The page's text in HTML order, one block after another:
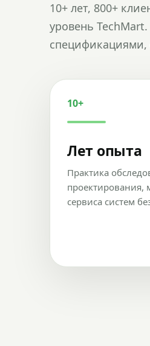
10+ лет, 800+
уровень
10+
Лет опыта
Практика
проектирования,
сервиса систем